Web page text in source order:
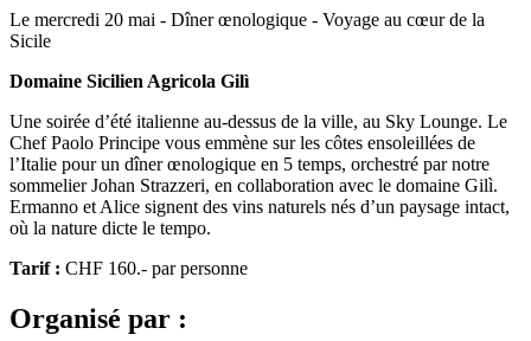
Le mercredi 20 mai - Dîner œnologique - Voyage au cœur de la
Sicile
Domaine Sicilien Agricola Gilì
Une soirée d’été italienne au‑dessus de la ville, au Sky Lounge. Le
Chef Paolo Principe vous emmène sur les côtes ensoleillées de
l’Italie pour un dîner œnologique en 5 temps, orchestré par notre
sommelier Johan Strazzeri, en collaboration avec le domaine Gilì.
Ermanno et Alice signent des vins naturels nés d’un paysage intact,
où la nature dicte le tempo.
Tarif : CHF 160.- par personne
Organisé par :